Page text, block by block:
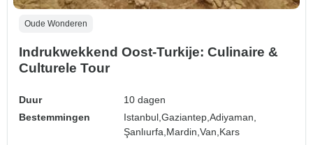
Oude Wonderen
Indrukwekkend Oost-Turkije: Culinaire &
Culturele Tour
Duur
10 dagen
Bestemmingen
Istanbul,Gaziantep,Adiyaman,
Şanlıurfa, Mardin,Van, Kars